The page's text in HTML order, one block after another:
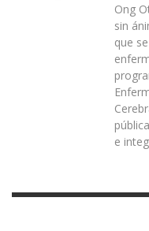
Ong
sin
que
e